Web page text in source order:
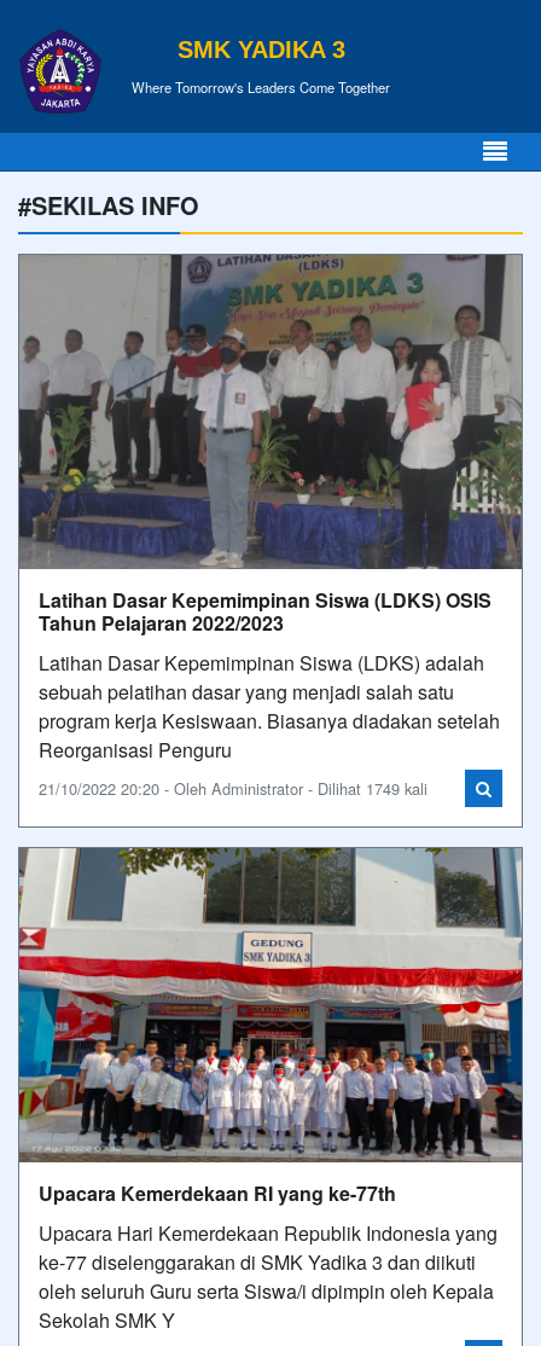
SMK YADIKA 3
Where Tomorrow's Leaders Come Together
#SEKILAS INFO
Latihan Dasar Kepemimpinan Siswa (LDKS) OSIS
Tahun Pelajaran 2022/2023
Latihan Dasar Kepemimpinan Siswa (LDKS) adalah
sebuah pelatihan dasar yang menjadi salah satu
program kerja Kesiswaan. Biasanya diadakan setelah
Reorganisasi Penguru
21/10/2022 20:20 - Oleh Administrator - Dilihat 1749 kali
Upacara Kemerdekaan RI yang ke-77th
Upacara Hari Kemerdekaan Republik Indonesia yang
ke-77 diselenggarakan di SMK Yadika 3 dan diikuti
oleh seluruh Guru serta Siswa/i dipimpin oleh Kepala
Sekolah SMK Y